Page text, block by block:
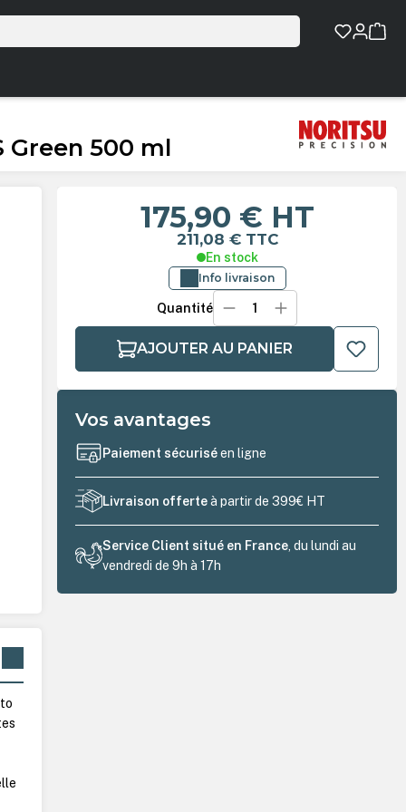
Green 500 ml
175,90 € HT
211,08 € TTC
En stock
Info livraison
Quantité
AJOUTER AU PANIER
Vos avantages
Paiement sécuriséen ligne
Livraison offerteà partir de 399€ HT
Service Client situé en France , du lundi au
vendredi de 9h à 17h